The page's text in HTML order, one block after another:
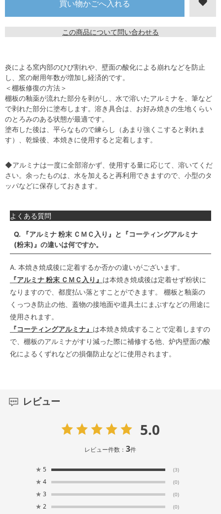
この商品について問い合わせる
炎による窯内部のひび割れや、壁面の酸化による崩れなどを防止
し、窯の耐用年数が増加し経済的です。
＜棚板修復の方法＞
棚板の釉薬が流れた部分を剥がし、水で溶いたアルミナを、筆など
で剥れた部分に塗布します。溶き具合は、お好み焼きの生地くらい
のとろみのある状態が最適です。
塗布した後は、平らなもので練らし（あまり強くこすると剥れま
す）、乾燥後、本焼きに使用すると定着します。
◆アルミナは一度に全部溶かず、使用する量に応じて、溶いてくだ
さい。余ったものは、水を加えると再利用できますので、小型のタ
ッパなどに保存しておきます。
よくある質問
Q. 『アルミナ 粉末 ＣＭＣ入り』と『コーティングアルミナ
(粉末)』の違いは何ですか。
A. 本焼き焼成後に定着するか否かの違いがございます。
『アルミナ 粉末 ＣＭＣ入り』 は本焼き焼成後は定着せず粉状に
なりますので、都度払い落とすことができます。 棚板と釉薬の
くっつき防止の他、蓋物の接地面や道具土にまぶすなどの用途に
使用されます。
『コーティングアルミナ』 は本焼き焼成することで定着しますの
で、棚板のアルミナがすり減った際に補修する他、炉内壁面の酸
化によるくずれなどの損傷防止などに使用されます。
レビュー
5.0
レビュー件数：3件
★ 5 (3)
★ 4 (0)
★ 3 (0)
★ 2 (0)